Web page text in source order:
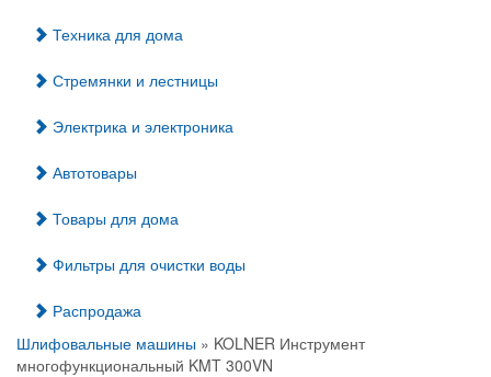
Техника для дома
Стремянки и лестницы
Электрика и электроника
Автотовары
Товары для дома
Фильтры для очистки воды
Распродажа
Шлифовальные машины » KOLNER Инструмент
многофункциональный KMT 300VN